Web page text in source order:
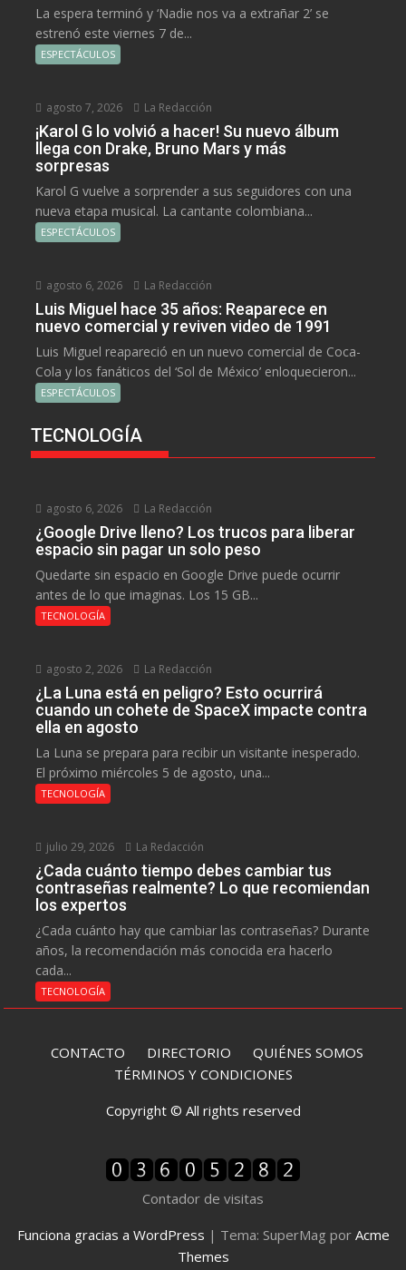
La espera terminó y ‘Nadie nos va a extrañar 2’ se
estrenó este viernes 7 de...
ESPECTÁCULOS
agosto 7, 2026 La Redacción
¡Karol G lo volvió a hacer! Su nuevo álbum
llega con Drake, Bruno Mars y más
sorpresas
Karol G vuelve a sorprender a sus seguidores con una
nueva etapa musical. La cantante colombiana...
ESPECTÁCULOS
agosto 6, 2026 La Redacción
Luis Miguel hace 35 años: Reaparece en
nuevo comercial y reviven video de 1991
Luis Miguel reapareció en un nuevo comercial de Coca-
Cola y los fanáticos del ‘Sol de México’ enloquecieron...
ESPECTÁCULOS
TECNOLOGÍA
agosto 6, 2026 La Redacción
¿Google Drive lleno? Los trucos para liberar
espacio sin pagar un solo peso
Quedarte sin espacio en Google Drive puede ocurrir
antes de lo que imaginas. Los 15 GB...
TECNOLOGÍA
agosto 2, 2026 La Redacción
¿La Luna está en peligro? Esto ocurrirá
cuando un cohete de SpaceX impacte contra
ella en agosto
La Luna se prepara para recibir un visitante inesperado.
El próximo miércoles 5 de agosto, una...
TECNOLOGÍA
julio 29, 2026 La Redacción
¿Cada cuánto tiempo debes cambiar tus
contraseñas realmente? Lo que recomiendan
los expertos
¿Cada cuánto hay que cambiar las contraseñas? Durante
años, la recomendación más conocida era hacerlo
cada...
TECNOLOGÍA
CONTACTO DIRECTORIO QUIÉNES SOMOS
TÉRMINOS Y CONDICIONES
Copyright © All rights reserved
Contador de visitas
Funciona gracias a WordPress | Tema: SuperMag por Acme
Themes